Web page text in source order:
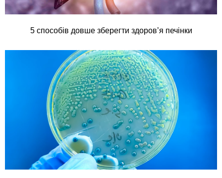
5 способів довше зберегти здоров’я печінки